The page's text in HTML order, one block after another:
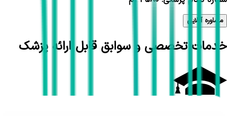
مشاوره آنلاین
خدمات تخصصی و سوابق قابل ارائه پزشک